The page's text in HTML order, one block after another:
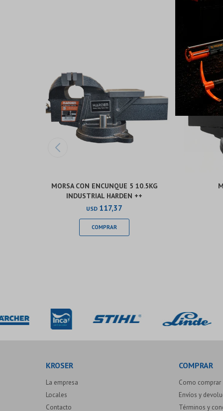
MORSA CON ENCUNQUE 5 10.5KG
INDUSTRIAL HARDEN ++
USD 117,37
KROSER
La empresa
Locales
Contacto
COMPRAR
Como comprar
Envíos y
Términos y